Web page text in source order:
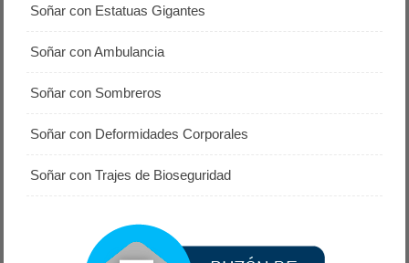
Soñar con Estatuas Gigantes
Soñar con Ambulancia
Soñar con Sombreros
Soñar con Deformidades Corporales
Soñar con Trajes de Bioseguridad